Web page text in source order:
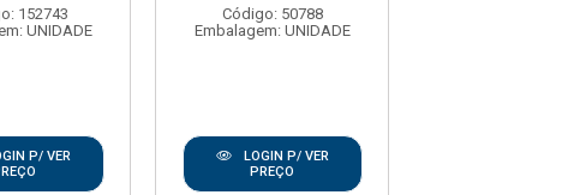
152743
UNIDADE
P/ VER
Código: 50788
Embalagem: UNIDADE
LOGIN P/ VER
PREÇO